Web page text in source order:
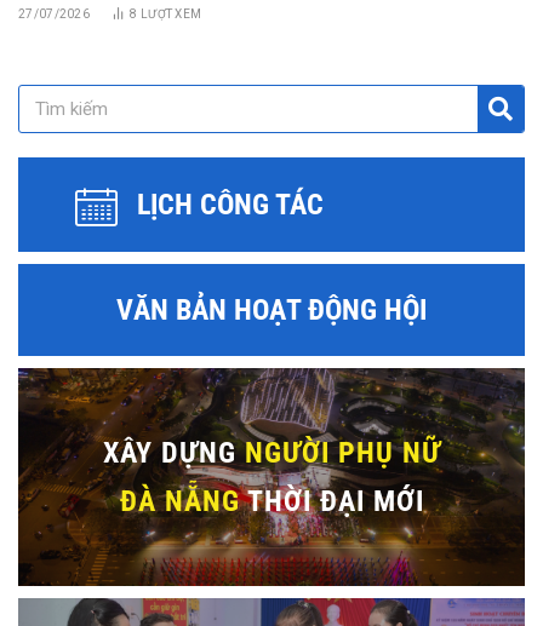
27/07/2026 8 LƯỢT XEM
LỊCH CÔNG TÁC
VĂN BẢN HOẠT ĐỘNG HỘI
XÂY DỰNGNGƯỜI PHỤ NỮ
ĐÀ NẴNGTHỜI ĐẠI MỚI